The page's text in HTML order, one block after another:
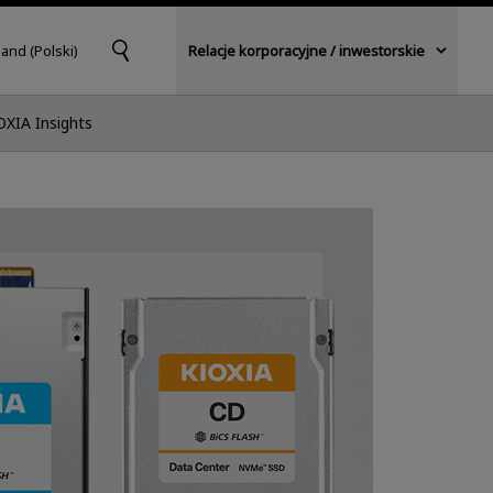
(Polski) Relacje korporacyjne / inwestorskie
Insights